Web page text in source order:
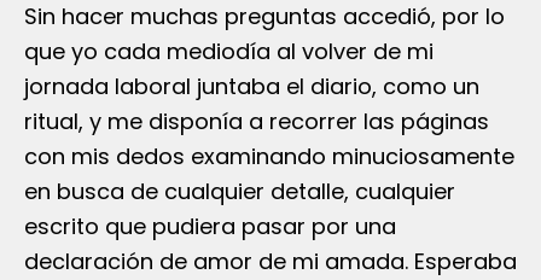
Sin hacer muchas preguntas accedió, por lo
que yo cada mediodía al volver de mi
jornada laboral juntaba el diario, como un
ritual, y me disponía a recorrer las páginas
con mis dedos examinando minuciosamente
en busca de cualquier detalle, cualquier
escrito que pudiera pasar por una
declaración de amor de mi amada. Esperaba